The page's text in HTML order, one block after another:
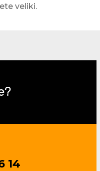
veliki.
14